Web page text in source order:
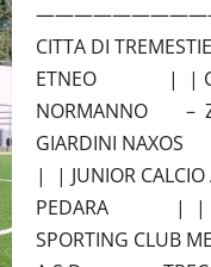
CITTA DI
ETNEO | |
NORMANNO
GIARDINI
| | JUNIOR
PEDARA | |
SPORTING CLUB